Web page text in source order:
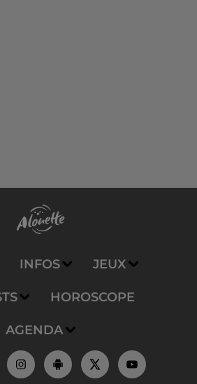
INFOS JEUX
HOROSCOPE
AGENDA